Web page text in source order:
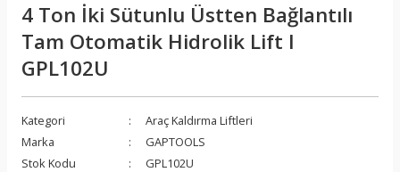
4 Ton İki Sütunlu Üstten Bağlantılı
Tam Otomatik Hidrolik Lift I
GPL102U
Kategori
Araç Kaldırma Liftleri
Marka
GAPTOOLS
Stok Kodu
GPL102U